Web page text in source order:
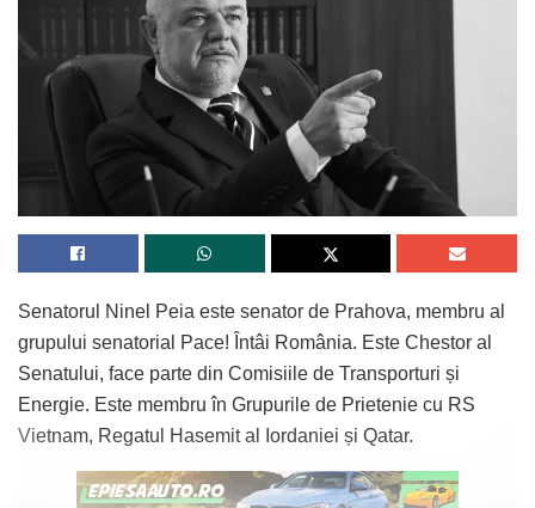
Senatorul Ninel Peia este senator de Prahova, membru al
grupului senatorial Pace! Întâi România. Este Chestor al
Senatului, face parte din Comisiile de Transporturi și
Energie. Este membru în Grupurile de Prietenie cu RS
Vietnam, Regatul Hasemit al Iordaniei și Qatar.